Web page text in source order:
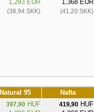
1,293 EUR
(38,94 SKK)
1,368 EUR
(41,20 SKK)
Natural 95 Nafta
397,90HUF
419,90HUF